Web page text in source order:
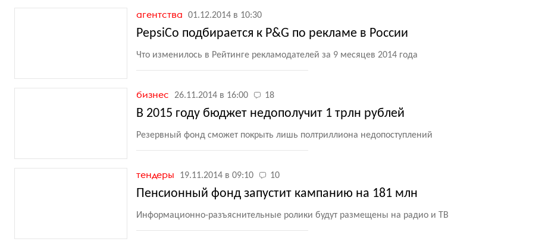
агентства 01.12.2014 в 10:30
PepsiCo подбирается к P&G по рекламе в России
Что изменилось в Рейтинге рекламодателей за 9 месяцев 2014 года
бизнес 26.11.2014 в 16:00 18
В 2015 году бюджет недополучит 1 трлн рублей
Резервный фонд сможет покрыть лишь полтриллиона недопоступлений
тендеры 19.11.2014 в 09:10 10
Пенсионный фонд запустит кампанию на 181 млн
Информационно-разъяснительные ролики будут размещены на радио и ТВ